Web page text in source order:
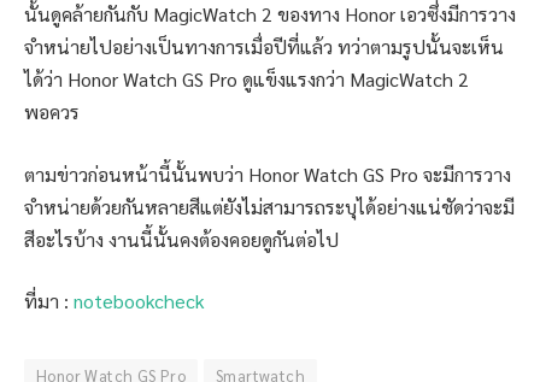
นั้นดูคล้ายกันกับ MagicWatch 2 ของทาง Honor เอวซึ่งมีการวาง
จำหน่ายไปอย่างเป็นทางการเมื่อปีที่แล้ว ทว่าตามรูปนั้นจะเห็น
ได้ว่า Honor Watch GS Pro ดูแข็งแรงกว่า MagicWatch 2
พอควร
ตามข่าวก่อนหน้านี้นั้นพบว่า Honor Watch GS Pro จะมีการวาง
จำหน่ายด้วยกันหลายสีแต่ยังไม่สามารถระบุได้อย่างแน่ชัดว่าจะมี
สีอะไรบ้าง งานนี้นั้นคงต้องคอยดูกันต่อไป
ที่มา : notebookcheck
Honor Watch GS Pro Smartwatch